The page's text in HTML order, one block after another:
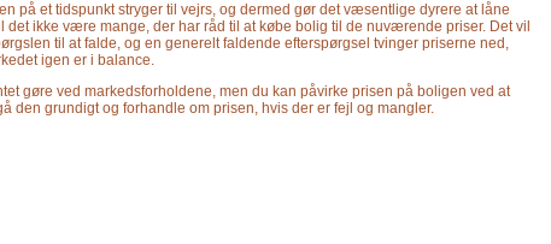
på et tidspunkt stryger til vejrs, og dermed gør det væsentlige dyrere at låne
det ikke være mange, der har råd til at købe bolig til de nuværende priser. Det vil
til at falde, og en generelt faldende efterspørgsel tvinger priserne ned,
igen er i balance.
gøre ved markedsforholdene, men du kan påvirke prisen på boligen ved at
den grundigt og forhandle om prisen, hvis der er fejl og mangler.